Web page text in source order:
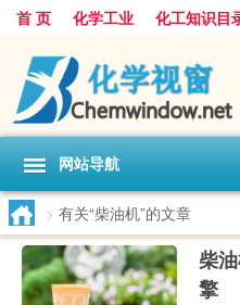
首 页 化学工业 化工知识目
网站导航
> 有关“柴油机”的文章
柴
擎